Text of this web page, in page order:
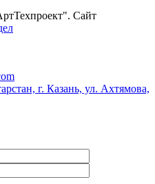
Сайт
г. Казань, ул. Ахтямова,